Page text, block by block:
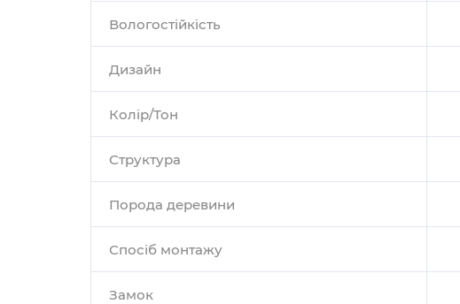
Вологостійкість
Дизайн
Колір/Тон
Структура
Порода деревини
Спосіб монтажу
Замок